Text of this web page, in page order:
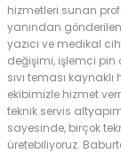
hizmetleri sunan
yanından
yazıcı ve medikal
değişimi, işlemci pin
sıvı teması
ekibimizle hizmet
teknik servis
sayesinde, birçok
üretebiliyoruz.